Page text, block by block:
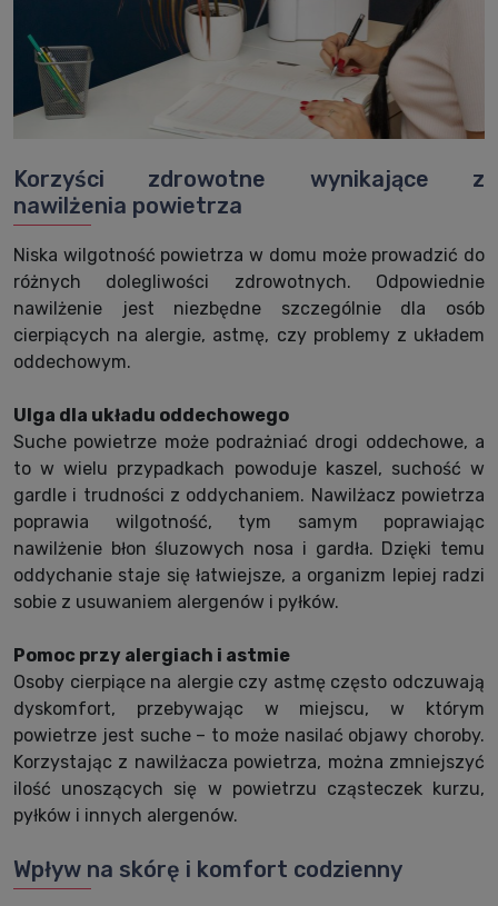
Korzyści zdrowotne wynikające z
nawilżenia powietrza
Niska wilgotność powietrza w domu może prowadzić do
różnych dolegliwości zdrowotnych. Odpowiednie
nawilżenie jest niezbędne szczególnie dla osób
cierpiących na alergie, astmę, czy problemy z układem
oddechowym.
Ulga dla układu oddechowego
Suche powietrze może podrażniać drogi oddechowe, a
to w wielu przypadkach powoduje kaszel, suchość w
gardle i trudności z oddychaniem. Nawilżacz powietrza
poprawia wilgotność, tym samym poprawiając
nawilżenie błon śluzowych nosa i gardła. Dzięki temu
oddychanie staje się łatwiejsze, a organizm lepiej radzi
sobie z usuwaniem alergenów i pyłków.
Pomoc przy alergiach i astmie
Osoby cierpiące na alergie czy astmę często odczuwają
dyskomfort, przebywając w miejscu, w którym
powietrze jest suche – to może nasilać objawy choroby.
Korzystając z nawilżacza powietrza, można zmniejszyć
ilość unoszących się w powietrzu cząsteczek kurzu,
pyłków i innych alergenów.
Wpływ na skórę i komfort codzienny